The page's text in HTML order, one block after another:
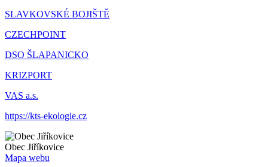
SLAVKOVSKÉ BOJIŠTĚ
CZECHPOINT
DSO ŠLAPANICKO
KRIZPORT
VAS a.s.
https://kts-ekologie.cz
Obec Jiříkovice
Mapa webu